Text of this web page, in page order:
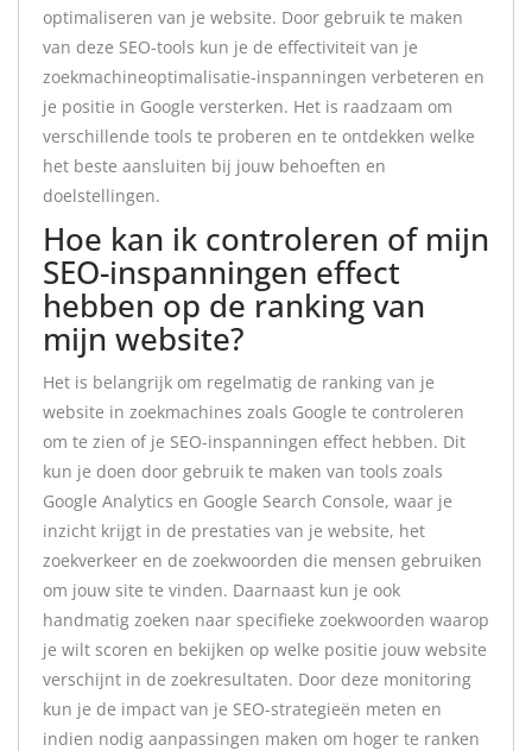
optimaliseren van je website. Door gebruik te maken
van deze SEO-tools kun je de effectiviteit van je
zoekmachineoptimalisatie-inspanningen verbeteren en
je positie in Google versterken. Het is raadzaam om
verschillende tools te proberen en te ontdekken welke
het beste aansluiten bij jouw behoeften en
doelstellingen.
Hoe kan ik controleren of mijn
SEO-inspanningen effect
hebben op de ranking van
mijn website?
Het is belangrijk om regelmatig de ranking van je
website in zoekmachines zoals Google te controleren
om te zien of je SEO-inspanningen effect hebben. Dit
kun je doen door gebruik te maken van tools zoals
Google Analytics en Google Search Console, waar je
inzicht krijgt in de prestaties van je website, het
zoekverkeer en de zoekwoorden die mensen gebruiken
om jouw site te vinden. Daarnaast kun je ook
handmatig zoeken naar specifieke zoekwoorden waarop
je wilt scoren en bekijken op welke positie jouw website
verschijnt in de zoekresultaten. Door deze monitoring
kun je de impact van je SEO-strategieën meten en
indien nodig aanpassingen maken om hoger te ranken